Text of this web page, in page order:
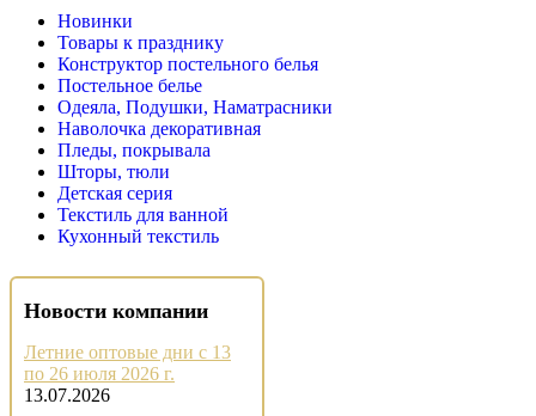
Новинки
Товары к празднику
Конструктор постельного белья
Постельное белье
Одеяла, Подушки, Наматрасники
Наволочка декоративная
Пледы, покрывала
Шторы, тюли
Детская серия
Текстиль для ванной
Кухонный текстиль
Новости компании
Летние оптовые дни с 13
по 26 июля 2026 г.
13.07.2026